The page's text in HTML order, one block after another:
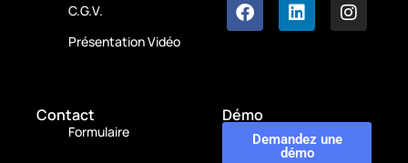
C.G.V.
Présentation Vidéo
Contact
Formulaire
Démo
Demandez une
démo